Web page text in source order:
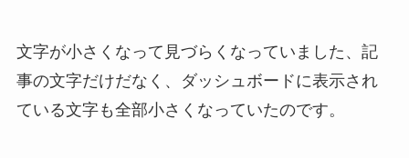
文字が小さくなって見づらくなっていました、記
事の文字だけだなく、ダッシュボードに表示され
ている文字も全部小さくなっていたのです。